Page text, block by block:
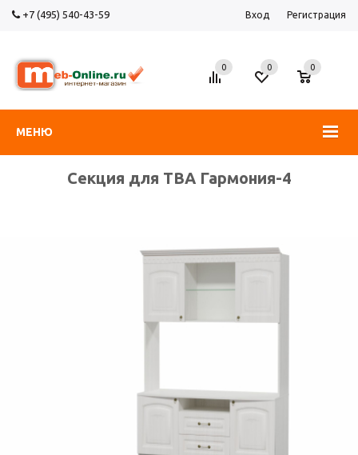
+7 (495) 540-43-59 Вход Регистрация
МЕНЮ
0 0
0
Секция для ТВА Гармония-4